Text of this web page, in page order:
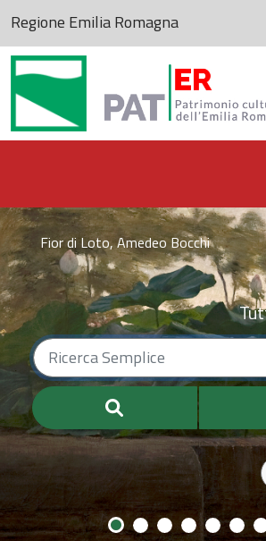
Regione Emilia Romagna
Patrimonio culturale dell'Emilia-
Fior di Loto, Amedeo Bocchi